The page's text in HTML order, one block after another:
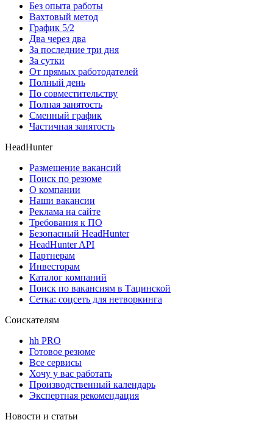
Без опыта работы
Вахтовый метод
График 5/2
Два через два
За последние три дня
За сутки
От прямых работодателей
Полный день
По совместительству
Полная занятость
Сменный график
Частичная занятость
HeadHunter
Размещение вакансий
Поиск по резюме
О компании
Наши вакансии
Реклама на сайте
Требования к ПО
Безопасный HeadHunter
HeadHunter API
Партнерам
Инвесторам
Каталог компаний
Поиск по вакансиям в Тацинской
Сетка: соцсеть для нетворкинга
Соискателям
hh PRO
Готовое резюме
Все сервисы
Хочу у вас работать
Производственный календарь
Экспертная рекомендация
Новости и статьи